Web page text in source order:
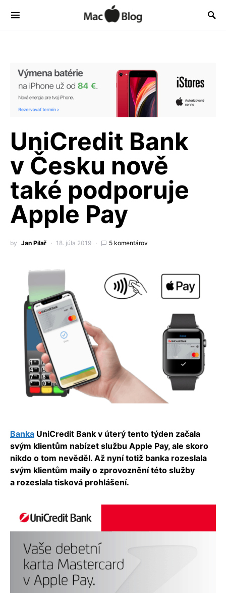
UniCredit Bank
v Česku nově
také podporuje
Apple Pay
by Jan Pilař 18. júla 2019 5 komentárov
Banka UniCredit Bank v úterý tento týden začala
svým klientům nabízet službu Apple Pay, ale skoro
nikdo o tom nevěděl. Až nyní totiž banka rozeslala
svým klientům maily o zprovoznění této služby
a rozeslala tisková prohlášení.